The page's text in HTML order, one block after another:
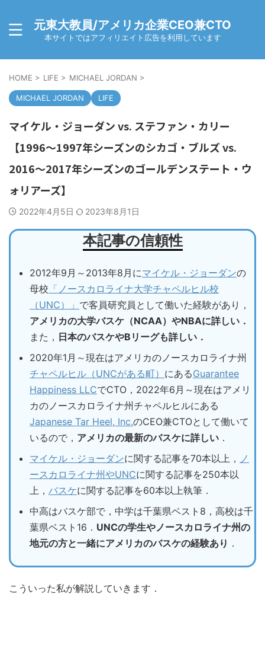
元東大教員/アメリカ企業CEO兼CTO
本サイトではアフィリエイト広告を利用しています
HOME > LIFE > MICHAEL JORDAN >
MICHAEL JORDAN LIFE
マイケル・ジョーダン vs. ステファン・カリー
【1996～1997年シーズンのシカゴ・ブルズ vs.
2016～2017年シーズンのゴールデンステート・ウ
ォリアーズ】
2022年4月5日 2023年8月1日
本記事の信頼性
2012年9月～2013年8月にマイケル・ジョーダンの
母校 「ノースカロライナ大学チャペルヒル校
（UNC）」 で客員研究員として働いた経験があり，
アメリカの大学バスケ（NCAA）やNBAに詳しい．
また， 日本のバスケやBリーグも詳しい．
2020年1月～現在はアメリカのノースカロライナ州
チャペルヒル（UNCがある町） にあるGuarantee
Happiness LLCでCTO，2022年6月～現在はアメリ
カのノースカロライナ州チャペルヒルにある
Japanese Tar Heel, Inc.のCEO兼CTOとして働いて
いるので， アメリカの最新のバスケに詳しい ．
マイケル・ジョーダンに関する記事を70本以上， ノ
ースカロライナ州やUNCに関する記事を250本以
上， バスケに関する記事を60本以上執筆．
中高はバスケ部で，中学は千葉県ベスト8，高校は千
葉県ベスト16． UNCの学生やノースカロライナ州の
地元の方と一緒にアメリカのバスケの経験あり ．
こういった私が解説していきます．